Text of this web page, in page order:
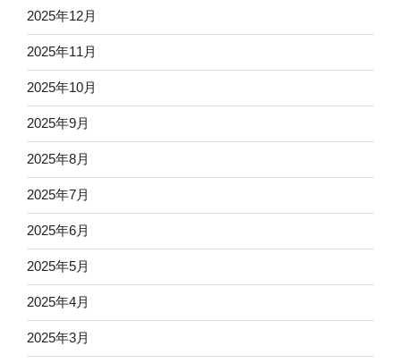
2025年12月
2025年11月
2025年10月
2025年9月
2025年8月
2025年7月
2025年6月
2025年5月
2025年4月
2025年3月